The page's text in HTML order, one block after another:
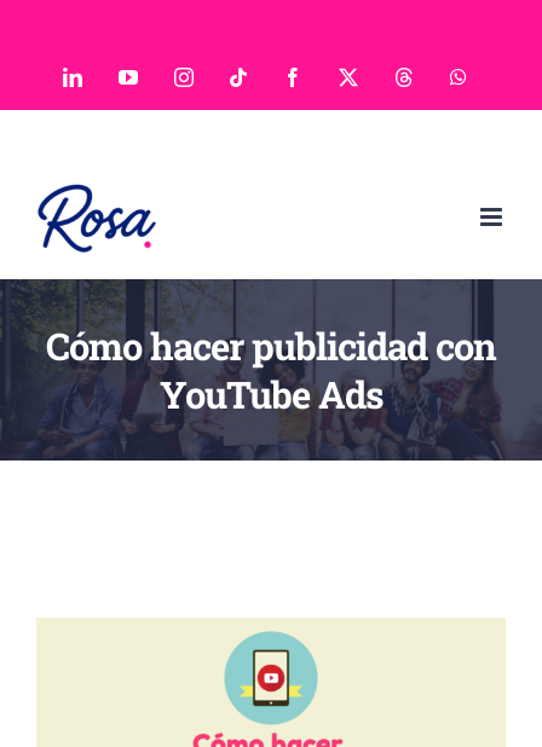
LinkedInYouTubeInstagramTiktok Facebook Threads
Cómo hacer publicidad con
YouTube Ads